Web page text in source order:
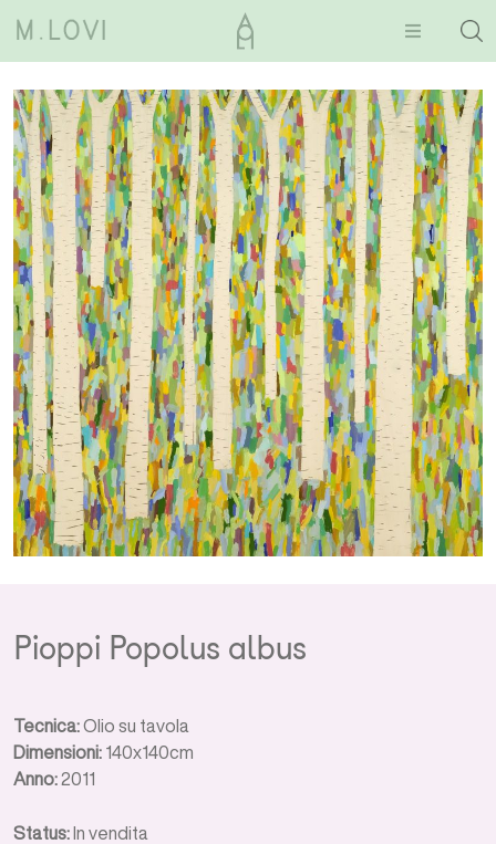
Pioppi Popolus albus
Tecnica:Olio su tavola
Dimensioni: 140x140cm
Anno: 2011
Status: In vendita